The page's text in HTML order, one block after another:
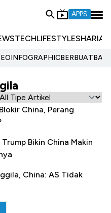
APPS
TECHLIFESTYLESHARIA
INFOGRAPHIC
China, Perang
Bikin China Makin
China: AS Tidak